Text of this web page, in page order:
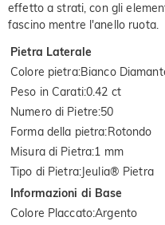
effetto a strati, con gli
fascino mentre l'anello ruota.
Pietra Laterale
Colore pietra:Bianco
Peso in Carati:0.42 ct
Numero di Pietre:50
Forma della pietra:Rotondo
Misura di Pietra:1 mm
Tipo di Pietra:Jeulia® Pietra
Informazioni di Base
Colore Placcato:Argento